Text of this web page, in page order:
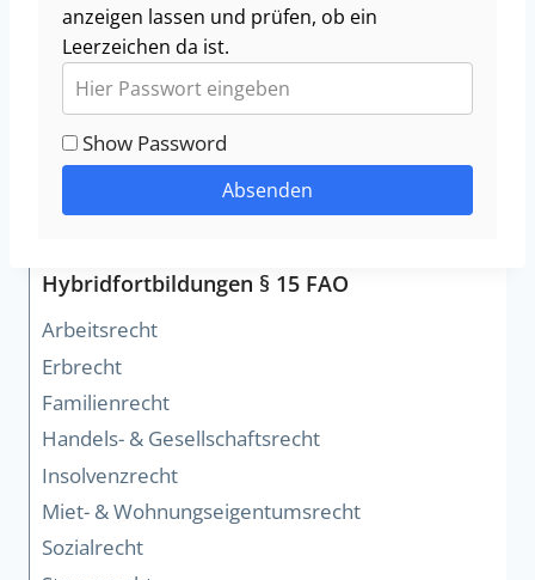
anzeigen lassen und prüfen, ob ein
Leerzeichen da ist.
Show Password
Absenden
Hybridfortbildungen § 15 FAO
Arbeitsrecht
Erbrecht
Familienrecht
Handels- & Gesellschaftsrecht
Insolvenzrecht
Miet- & Wohnungseigentumsrecht
Sozialrecht